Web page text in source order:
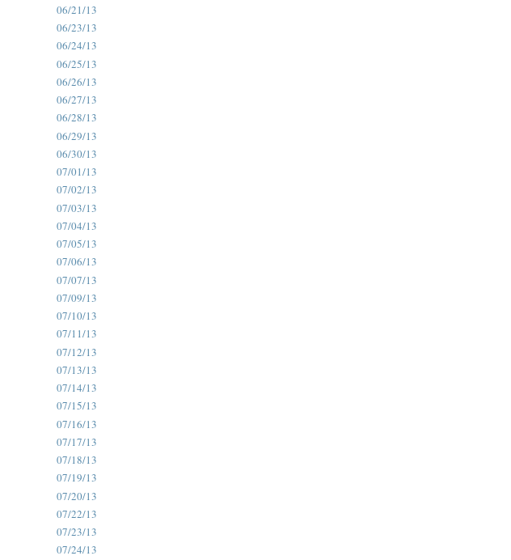
06/21/13
06/23/13
06/24/13
06/25/13
06/26/13
06/27/13
06/28/13
06/29/13
06/30/13
07/01/13
07/02/13
07/03/13
07/04/13
07/05/13
07/06/13
07/07/13
07/09/13
07/10/13
07/11/13
07/12/13
07/13/13
07/14/13
07/15/13
07/16/13
07/17/13
07/18/13
07/19/13
07/20/13
07/22/13
07/23/13
07/24/13